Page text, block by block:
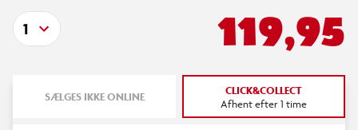
119,95
1
SÆLGES IKKE ONLINE CLICK&COLLECT
Afhent efter 1 time